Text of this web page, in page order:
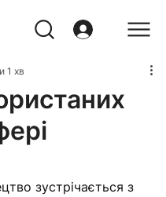
1 хв
зустрічається з